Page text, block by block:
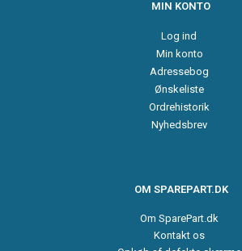
MIN KONTO
Log ind
Min konto
Adressebog
Ønskeliste
Ordrehistorik
Nyhedsbrev
OM SPAREPART.DK
Om SparePart.dk
Kontakt os